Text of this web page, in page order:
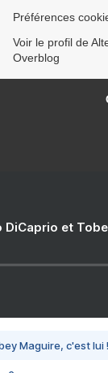
Préférences
Voir le profil de
Overblog
DiCaprio et
Maguire, c'est